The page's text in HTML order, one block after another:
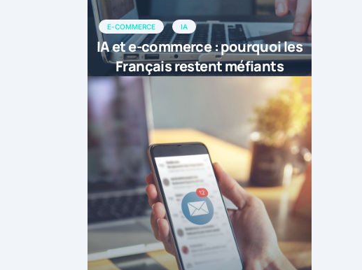
E-COMMERCE IA
IA et e-commerce : pourquoi les
Français restent méfiants